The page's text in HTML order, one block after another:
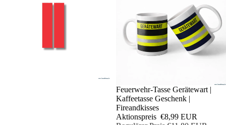
Sale
Feuerwehr-Tasse Gerätewart |
Kaffeetasse Geschenk |
Fireandkisses
Aktionspreis €8,99 EUR